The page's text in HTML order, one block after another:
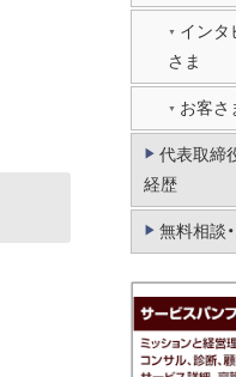
インタ
さま
お客さ
代表取締
経歴
無料相談